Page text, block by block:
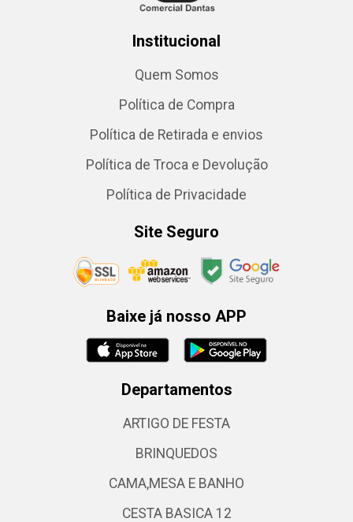
Institucional
Quem Somos
Política de Compra
Política de Retirada e envios
Política de Troca e Devolução
Política de Privacidade
Site Seguro
Baixe já nosso APP
Departamentos
ARTIGO DE FESTA
BRINQUEDOS
CAMA,MESA E BANHO
CESTA BASICA 12